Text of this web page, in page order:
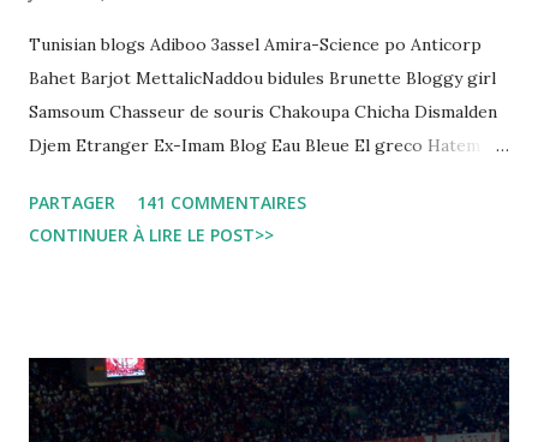
Tunisian blogs Adiboo 3assel Amira-Science po Anticorp
Bahet Barjot MettalicNaddou bidules Brunette Bloggy girl
Samsoum Chasseur de souris Chakoupa Chicha Dismalden
Djem Etranger Ex-Imam Blog Eau Bleue El greco Hatem
Leila fi amarikia Little Sarah American girl Massir mots a
dire Mouch ex Mazzika Tun...
PARTAGER
141 COMMENTAIRES
CONTINUER À LIRE LE POST>>